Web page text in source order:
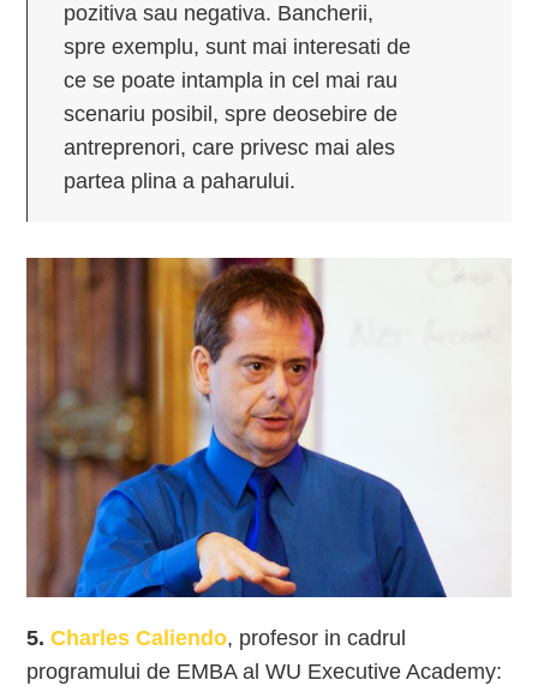
pozitiva sau negativa. Bancherii,
spre exemplu, sunt mai interesati de
ce se poate intampla in cel mai rau
scenariu posibil, spre deosebire de
antreprenori, care privesc mai ales
partea plina a paharului.
5. Charles Caliendo, profesor in cadrul
programului de EMBA al WU Executive Academy: